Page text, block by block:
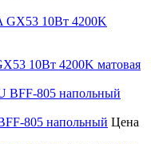
10Вт 4200K матовая
805 напольный Цена